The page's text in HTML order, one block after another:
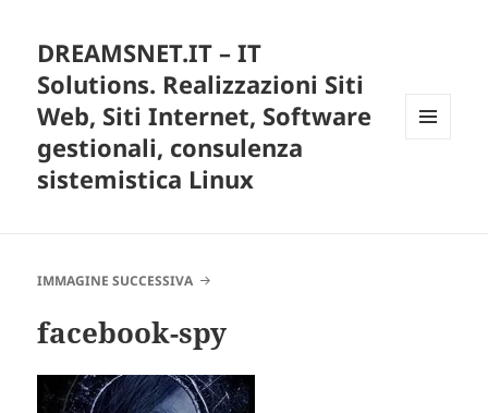
DREAMSNET.IT – IT
Solutions. Realizzazioni Siti
Web, Siti Internet, Software
gestionali, consulenza
sistemistica Linux
IMMAGINE SUCCESSIVA
facebook-spy